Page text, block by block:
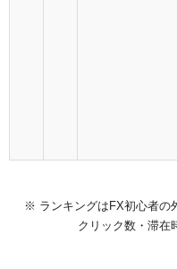
※ ランキングはFX初心者の
クリック数・滞在